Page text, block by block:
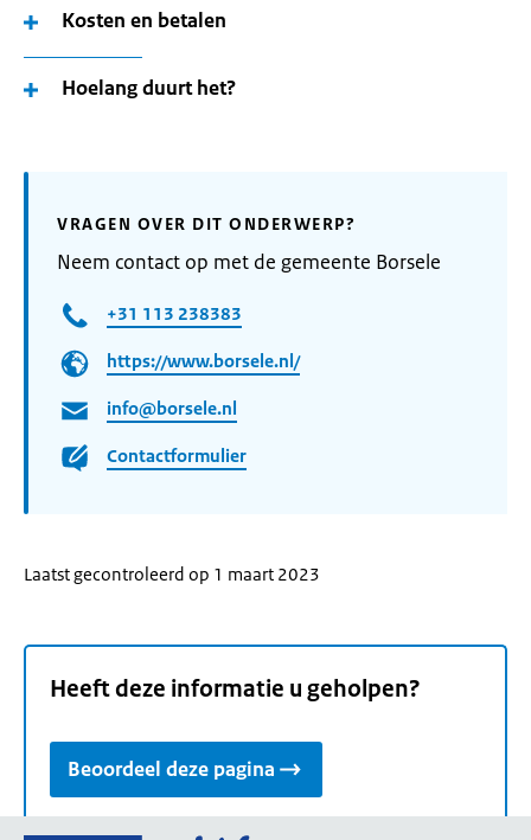
Kosten en betalen
Hoelang duurt het?
VRAGEN OVER DIT ONDERWERP?
Neem contact op met de gemeente Borsele
+31 113 238383
https://www.borsele.nl/
info@borsele.nl
Contactformulier
Laatst gecontroleerd op 1 maart 2023
Heeft deze informatie u geholpen?
Beoordeel deze pagina